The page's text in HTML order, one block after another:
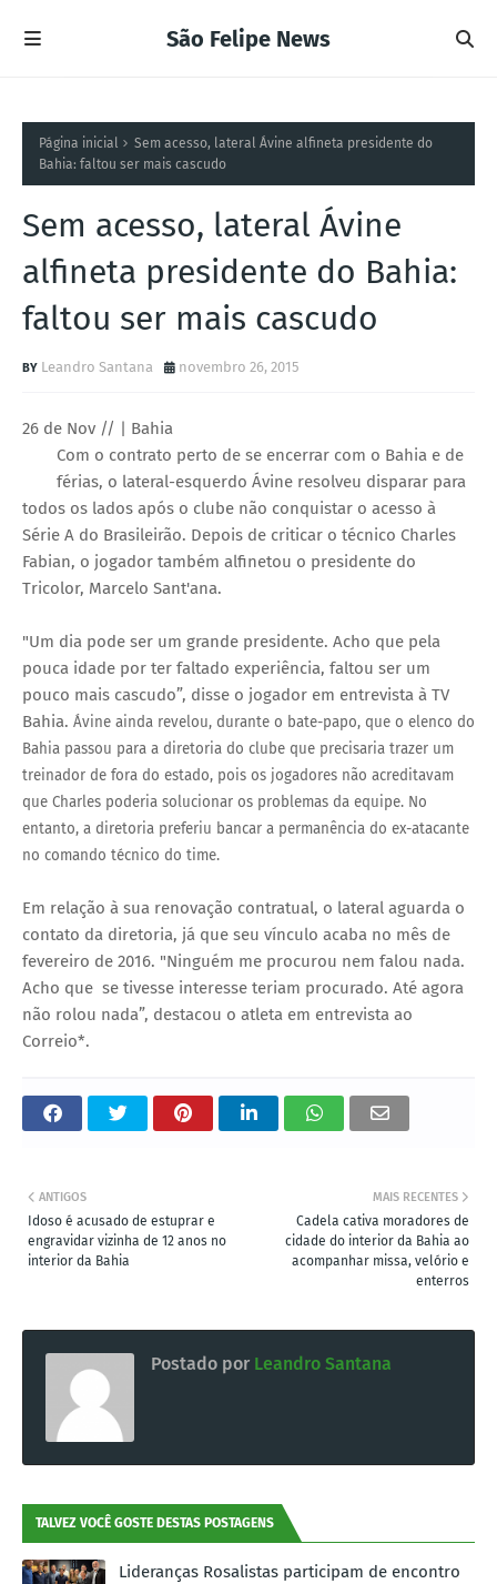
São Felipe News
Página inicial
Sem acesso, lateral Ávine alfineta presidente do
Bahia: faltou ser mais cascudo
Sem acesso, lateral Ávine
alfineta presidente do Bahia:
faltou ser mais cascudo
Leandro Santana novembro 26, 2015
26 de Nov // | Bahia
Com o contrato perto de se encerrar com o Bahia e de
férias, o lateral-esquerdo Ávine resolveu disparar para
todos os lados após o clube não conquistar o acesso à
Série A do Brasileirão. Depois de criticar o técnico Charles
Fabian, o jogador também alfinetou o presidente do
Tricolor, Marcelo Sant'ana.
"Um dia pode ser um grande presidente. Acho que pela
pouca idade por ter faltado experiência, faltou ser um
pouco mais cascudo”, disse o jogador em entrevista à TV
Bahia. Ávine ainda revelou, durante o bate-papo, que o elenco do
Bahia passou para a diretoria do clube que precisaria trazer um
treinador de fora do estado, pois os jogadores não acreditavam
que Charles poderia solucionar os problemas da equipe. No
entanto, a diretoria preferiu bancar a permanência do ex-atacante
no comando técnico do time.
Em relação à sua renovação contratual, o lateral aguarda o
contato da diretoria, já que seu vínculo acaba no mês de
fevereiro de 2016. "Ninguém me procurou nem falou nada.
Acho que se tivesse interesse teriam procurado. Até agora
não rolou nada”, destacou o atleta em entrevista ao
Correio*.
MAIS RECENTES
Cadela cativa moradores de
cidade do interior da Bahia ao
acompanhar missa, velório e
enterros
ANTIGOS
Idoso é acusado de estuprar e
engravidar vizinha de 12 anos no
interior da Bahia
Postado por Leandro Santana
TALVEZ VOCÊ GOSTE DESTAS POSTAGENS
Lideranças Rosalistas participam de encontro